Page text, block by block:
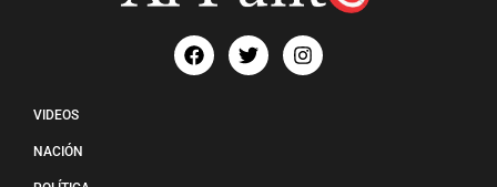
VIDEOS
NACIÓN